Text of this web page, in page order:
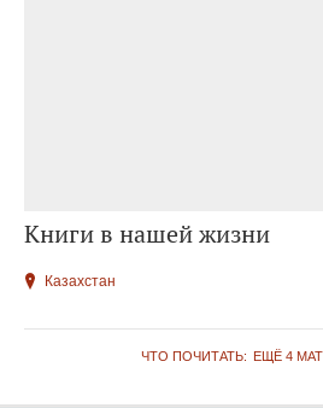
Книги в нашей жизни
Казахстан
ЧТО ПОЧИТАТЬ: ЕЩЁ 4